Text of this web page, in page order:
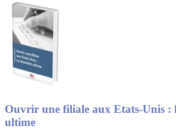
Ouvrir une filiale aux Etats-Unis :
ultime